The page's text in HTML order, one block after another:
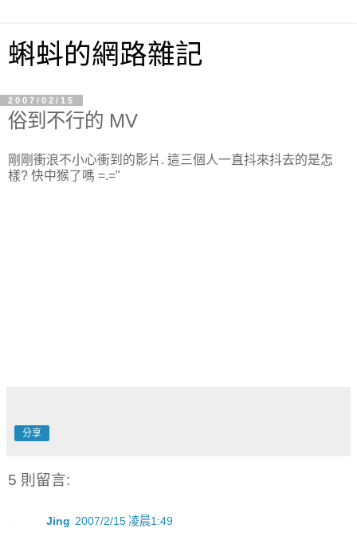
蝌蚪的網路雜記
2007/02/15
俗到不行的 MV
剛剛衝浪不小心衝到的影片. 這三個人一直抖來抖去的是怎
樣? 快中猴了嗎 =.="
分享
5 則留言:
Jing 2007/2/15 凌晨1:49